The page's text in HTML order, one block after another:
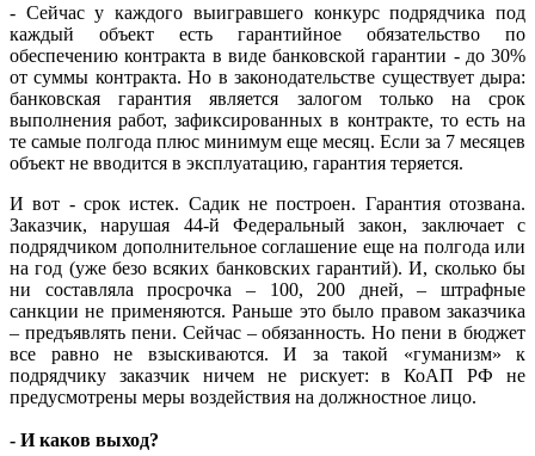
- Сейчас у каждого выигравшего конкурс подрядчика под
каждый объект есть гарантийное обязательство по
обеспечению контракта в виде банковской гарантии - до 30%
от суммы контракта. Но в законодательстве существует дыра:
банковская гарантия является залогом только на срок
выполнения работ, зафиксированных в контракте, то есть на
те самые полгода плюс минимум еще месяц. Если за 7 месяцев
объект не вводится в эксплуатацию, гарантия теряется.
И вот - срок истек. Садик не построен. Гарантия отозвана.
Заказчик, нарушая 44-й Федеральный закон, заключает с
подрядчиком дополнительное соглашение еще на полгода или
на год (уже безо всяких банковских гарантий). И, сколько бы
ни составляла просрочка – 100, 200 дней, – штрафные
санкции не применяются. Раньше это было правом заказчика
– предъявлять пени. Сейчас – обязанность. Но пени в бюджет
все равно не взыскиваются. И за такой «гуманизм» к
подрядчику заказчик ничем не рискует: в КоАП РФ не
предусмотрены меры воздействия на должностное лицо.
- И каков выход?